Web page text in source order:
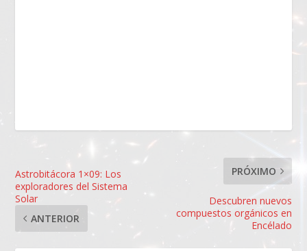
Astrobitácora 1×09: Los
exploradores del Sistema
Solar
ANTERIOR
PRÓXIMO
Descubren nuevos
compuestos orgánicos en
Encélado